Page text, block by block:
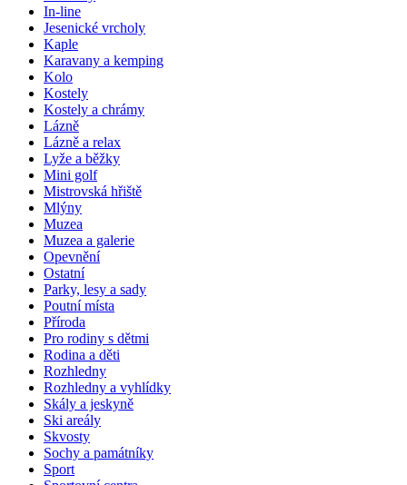
In-line
Jesenické vrcholy
Kaple
Karavany a kemping
Kolo
Kostely
Kostely a chrámy
Lázně
Lázně a relax
Lyže a běžky
Mini golf
Mistrovská hřiště
Mlýny
Muzea
Muzea a galerie
Opevnění
Ostatní
Parky, lesy a sady
Poutní místa
Příroda
Pro rodiny s dětmi
Rodina a děti
Rozhledny
Rozhledny a vyhlídky
Skály a jeskyně
Ski areály
Skvosty
Sochy a památníky
Sport